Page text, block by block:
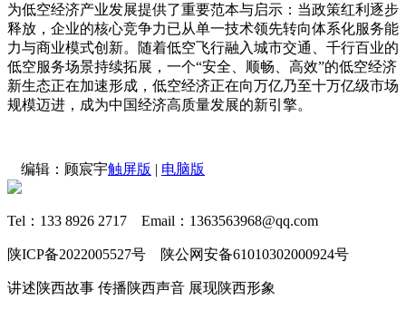
为低空经济产业发展提供了重要范本与启示：当政策红利逐步
释放，企业的核心竞争力已从单一技术领先转向体系化服务能
力与商业模式创新。随着低空飞行融入城市交通、千行百业的
低空服务场景持续拓展，一个“安全、顺畅、高效”的低空经济
新生态正在加速形成，低空经济正在向万亿乃至十万亿级市场
规模迈进，成为中国经济高质量发展的新引擎。
编辑：顾宸宇触屏版 | 电脑版
Tel：133 8926 2717 Email：1363563968@qq.com
陕ICP备2022005527号 陕公网安备61010302000924号
讲述陕西故事 传播陕西声音 展现陕西形象